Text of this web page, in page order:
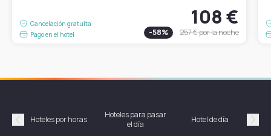
Cancelación gratuita
Pago en el hotel
108 €
-58% 257 €por la noche
Précédent
Hoteles por horas
Hoteles para pasar
el día
Hotel de día